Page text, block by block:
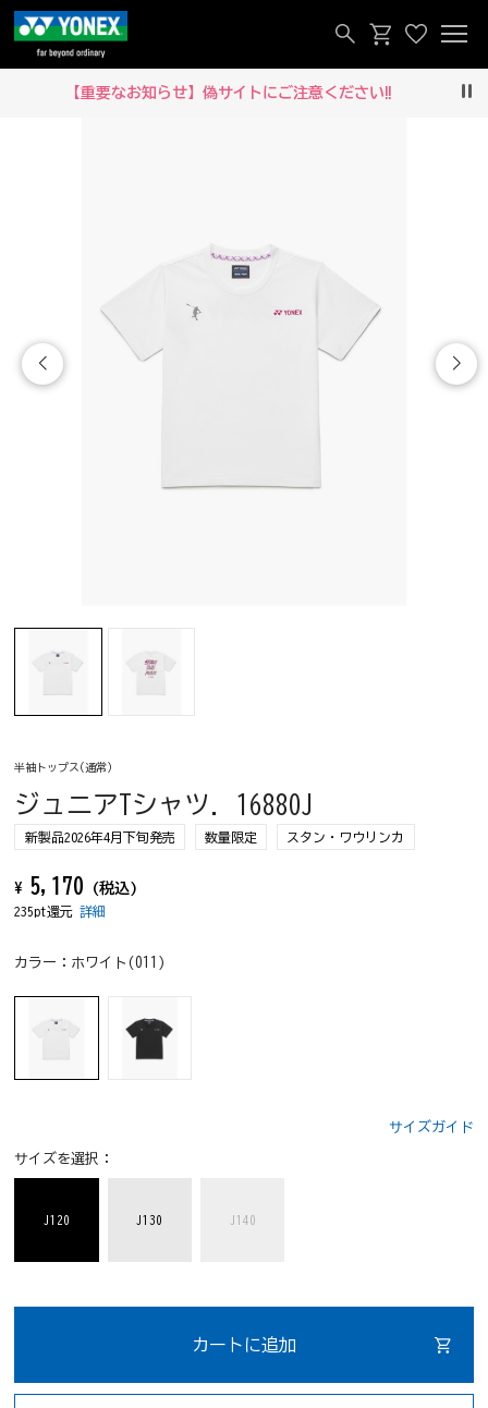
【重要なお知らせ】偽サイトにご注意ください‼
半袖トップス(通常)
ジュニアTシャツ. 16880J
新製品2026年4月下旬発売 数量限定 スタン・ワウリンカ
¥ 5,170 (税込)
235pt還元詳細
カラー： ホワイト(011)
サイズガイド
サイズを選択：
J120 J130 J140
カートに追加